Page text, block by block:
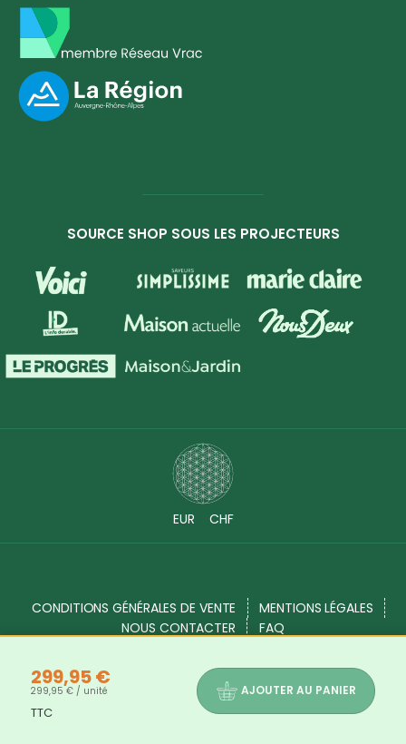
SOURCE SHOP SOUS LES PROJECTEURS
EUR CHF
CONDITIONS GÉNÉRALES DE VENTE
MENTIONS LÉGALES
NOUS CONTACTER
FAQ
299,95 €
299,95 € / unité
TTC
AJOUTER AU PANIER